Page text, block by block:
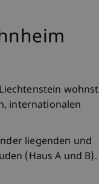
wohnst
internationalen
liegenden und
(Haus A und B).